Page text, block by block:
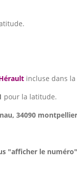
incluse dans
pour la latitude.
34090
"afficher le